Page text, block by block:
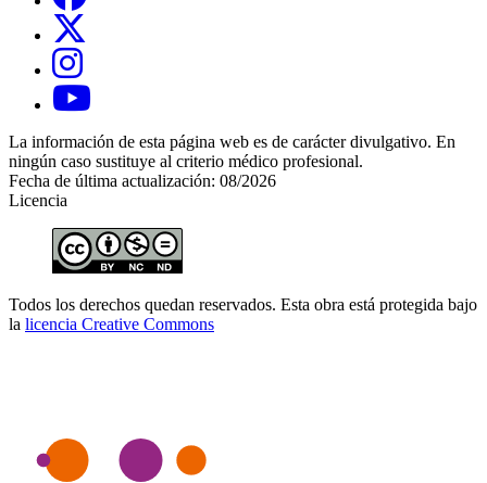
La información de esta página web es de carácter divulgativo. En
ningún caso sustituye al criterio médico profesional.
Fecha de última actualización: 08/2026
Licencia
Todos los derechos quedan reservados. Esta obra está protegida bajo
la licencia Creative Commons